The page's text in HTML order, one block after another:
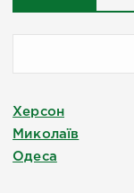
Херсон
Миколаїв
Одеса